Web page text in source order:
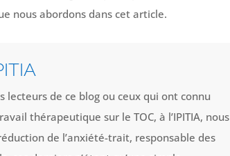
nous abordons dans cet article.
lecteurs de ce blog ou ceux qui ont connu
thérapeutique sur le TOC, à l’IPITIA, nous
de l’anxiété-trait, responsable des